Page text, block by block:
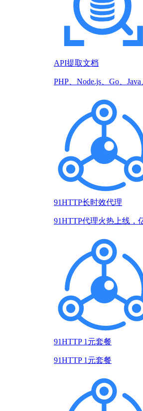
API提取文档
PHP、Node.js、Go、Java
91HTTP长时效代理
91HTTP代理火热上线，
91HTTP 1元套餐
91HTTP 1元套餐